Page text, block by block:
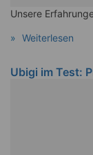
Unsere
Weiterlesen
Ubigi im Test: